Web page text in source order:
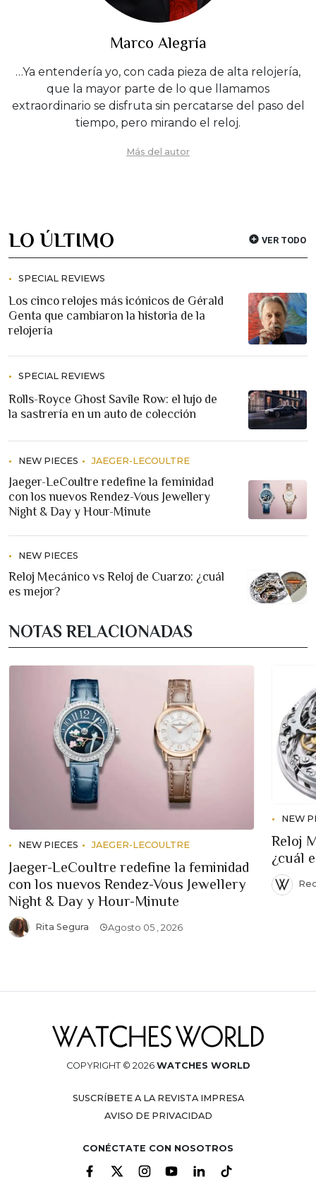
Marco Alegría
…Ya entendería yo, con cada pieza de alta relojería,
que la mayor parte de lo que llamamos
extraordinario se disfruta sin percatarse del paso del
tiempo, pero mirando el reloj.
Más del autor
LO ÚLTIMO VER TODO
SPECIAL REVIEWS
Los cinco relojes más icónicos de Gérald
Genta que cambiaron la historia de la
relojería
SPECIAL REVIEWS
Rolls-Royce Ghost Savile Row: el lujo de
la sastrería en un auto de colección
NEW PIECES JAEGER-LECOULTRE
Jaeger-LeCoultre redefine la feminidad
con los nuevos Rendez-Vous Jewellery
Night & Day y Hour-Minute
NEW PIECES
Reloj Mecánico vs Reloj de Cuarzo: ¿cuál
es mejor?
NOTAS RELACIONADAS
NEW PIECES JAEGER-LECOULTRE
Jaeger-LeCoultre redefine la feminidad
con los nuevos Rendez-Vous Jewellery
Night & Day y Hour-Minute
Rita Segura Agosto 05 , 2026
NEW
Reloj
¿cuál
COPYRIGHT © 2026 WATCHES WORLD
SUSCRÍBETE A LA REVISTA IMPRESA
AVISO DE PRIVACIDAD
CONÉCTATE CON NOSOTROS